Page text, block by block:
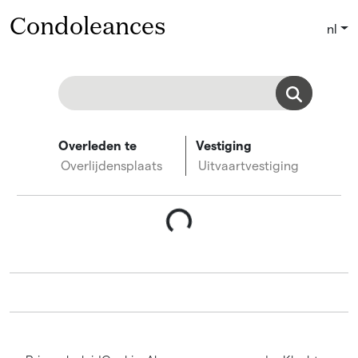
Condoleances nl
Overleden te
Overlijdensplaats
Vestiging
Uitvaartvestiging